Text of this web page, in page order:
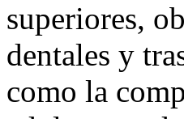
superiores,
dentales y
como la